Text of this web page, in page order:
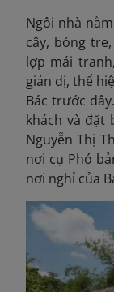
Ngôi nhà
cây, bóng
lợp mái
giản dị, thể
Bác trước
khách và đặt
Nguyễn Thị
nơi cụ Phó
nơi nghỉ của